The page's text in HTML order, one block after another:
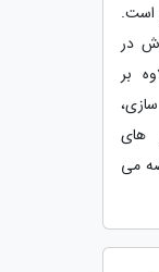
است.
در
بر
های
می